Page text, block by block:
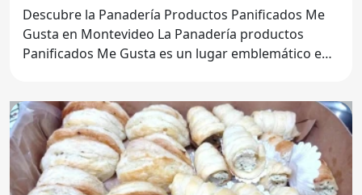
Descubre la Panadería Productos Panificados Me
Gusta en Montevideo La Panadería productos
Panificados Me Gusta es un lugar emblemático en